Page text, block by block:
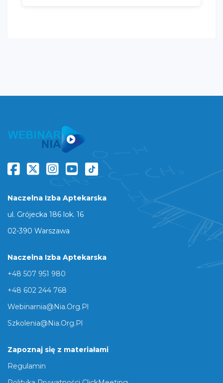
Naczelna Izba Aptekarska
ul. Grójecka 186 lok. 16
02-390 Warszawa
Naczelna Izba Aptekarska
+48 507 951 980
+48 602 244 768
Webinarnia@nia.org.pl
Szkolenia@nia.org.pl
Zapoznaj się z materiałami
Regulamin